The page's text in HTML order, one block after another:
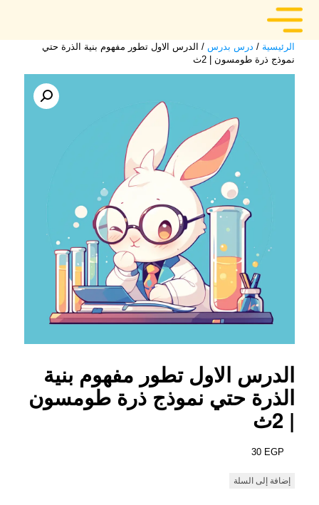
الرئيسية / درس بدرس / الدرس الاول تطور مفهوم بنية الذرة حتي
نموذج ذرة طومسون | 2ث
الدرس الاول تطور مفهوم بنية
الذرة حتي نموذج ذرة طومسون
| 2ث
30 EGP
إضافة إلى السلة